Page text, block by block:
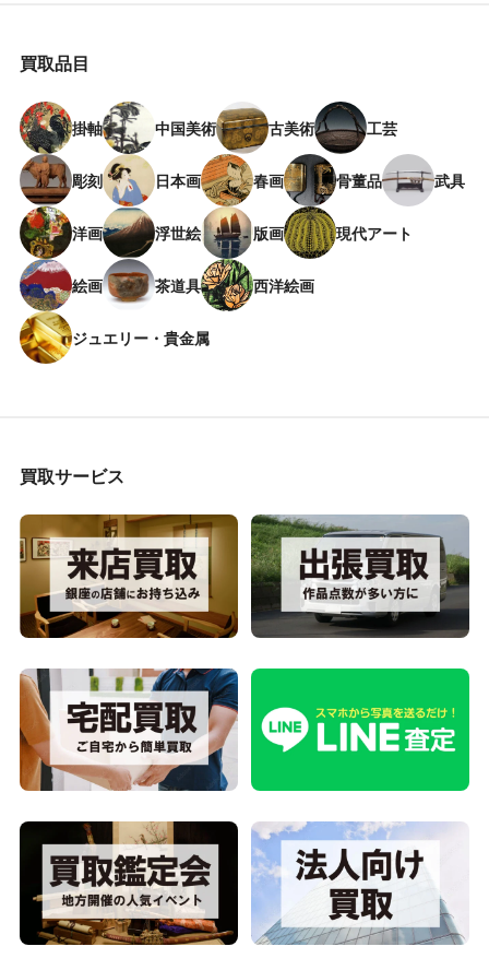
買取品目
掛軸 中国美術 古美術 工芸
彫刻 日本画 春画 骨董品 武具
洋画 浮世絵 版画 現代アート
絵画 茶道具 西洋絵画
ジュエリー・貴金属
買取サービス